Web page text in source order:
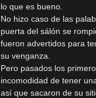
lo que es bueno.
No hizo caso de las
puerta del sálón se
fueron advertidos para
su venganza.
Pero pasados los
incomodidad de tener
así que sacaron de su